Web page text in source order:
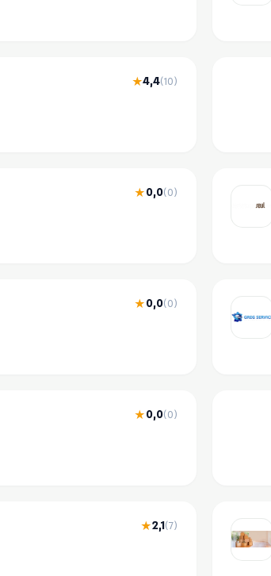
★4,4(10)
★0,0(0)
★0,0(0)
★0,0(0)
★2,1(7)